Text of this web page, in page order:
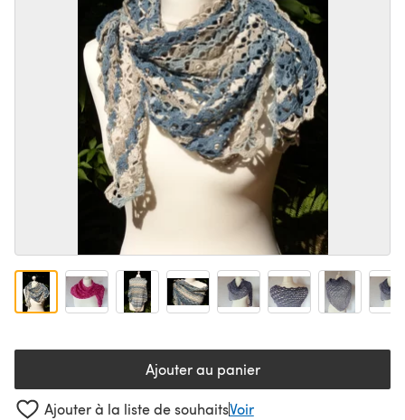
Ajouter au panier
Ajouter à la liste de souhaitsVoir